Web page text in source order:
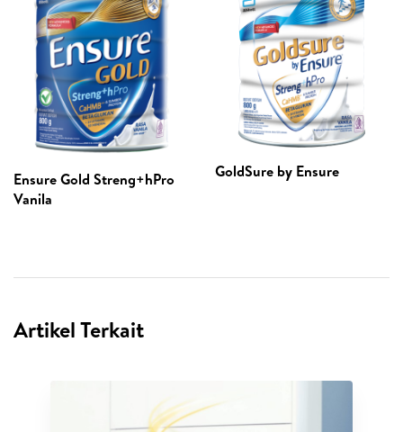
Ensure Gold Streng+hPro
Vanila
GoldSure by Ensure
Artikel Terkait